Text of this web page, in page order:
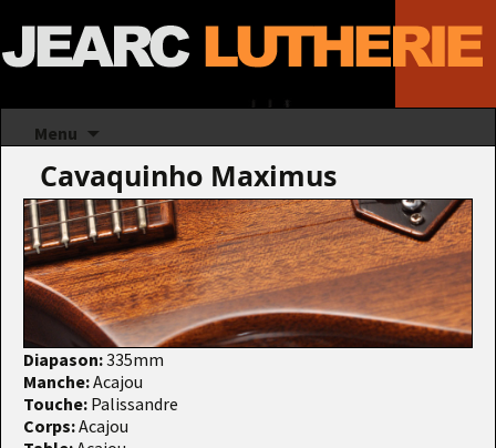
Menu
Cavaquinho Maximus
Diapason:335mm
Manche:Acajou
Touche: Palissandre
Corps:Acajou